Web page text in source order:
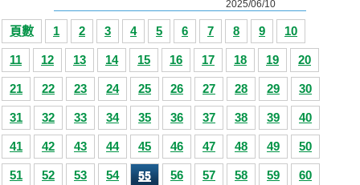
2025/06/10
頁數 1 2 3 4 5 6 7 8 9 10
11 12 13 14 15 16 17 18 19 20
21 22 23 24 25 26 27 28 29 30
31 32 33 34 35 36 37 38 39 40
41 42 43 44 45 46 47 48 49 50
51 52 53 54 55 56 57 58 59 60